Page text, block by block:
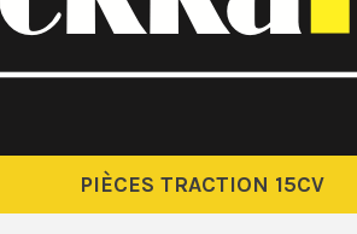
PIÈCES TRACTION 15CV